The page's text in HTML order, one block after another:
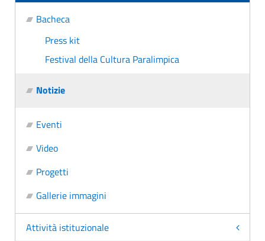
Bacheca
Press kit
Festival della Cultura Paralimpica
Notizie
Eventi
Video
Progetti
Gallerie immagini
Attività istituzionale